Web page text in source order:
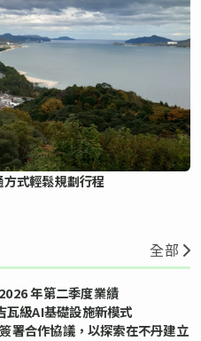
式輕鬆規劃行程
全部
年第二季度業績
瓦級AI基礎設施新模式
署合作協議，以探索在不丹建立